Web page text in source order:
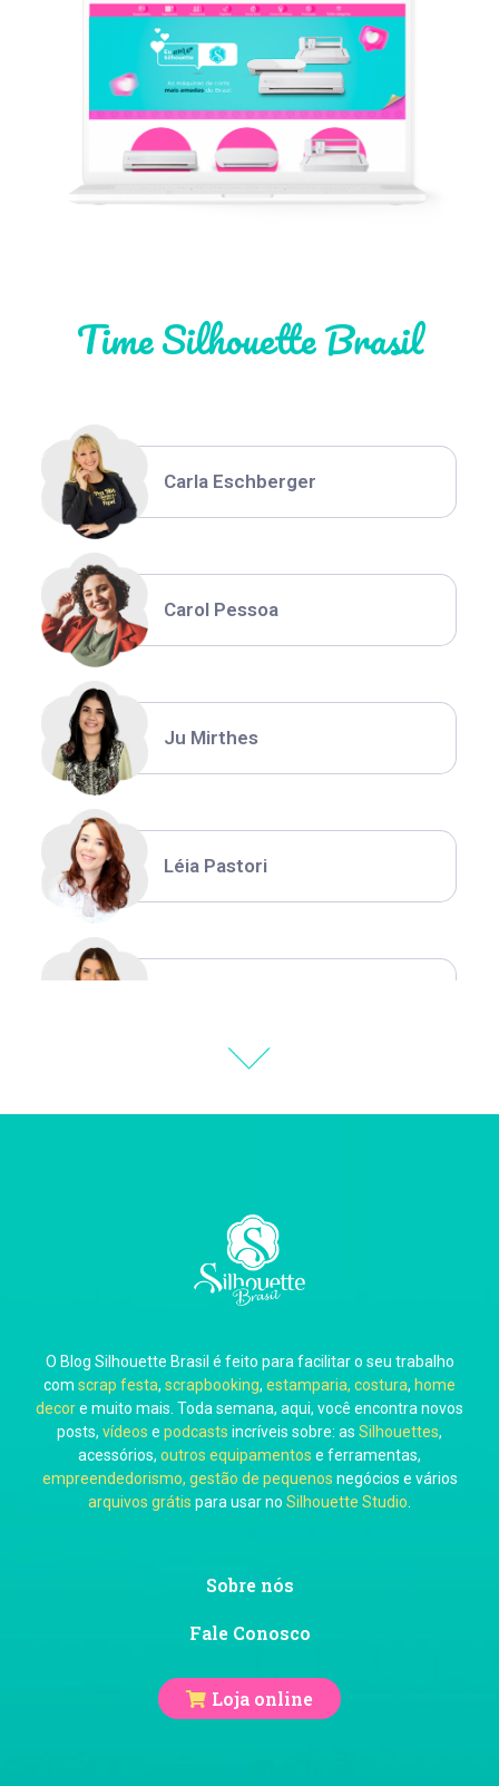
Time Silhouette Brasil
Léia Pastori
Thiara Ney
Carla Eschberger
Carol Pessoa
Ju Mirthes
Léia Pastori
Carla Eschberger
Carol Pessoa
Ju Mirthes
O Blog Silhouette Brasil é feito para facilitar o seu trabalho
com scrap festa, scrapbooking, estamparia, costura, home
decore muito mais. Toda semana, aqui, você encontra novos
posts, vídeos e podcasts incríveis sobre: as Silhouettes,
acessórios, outros equipamentos e ferramentas,
empreendedorismo, gestão de pequenos negócios e vários
arquivos grátis para usar no Silhouette Studio.
Sobre nós
Fale Conosco
Loja online